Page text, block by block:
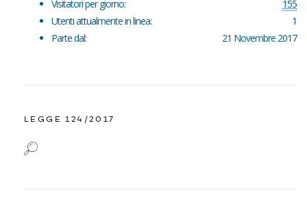
155
Visitatori per giorno:
1
Utenti attualmente in linea:
21 Novembre 2017
Parte dal:
LEGGE 124/2017